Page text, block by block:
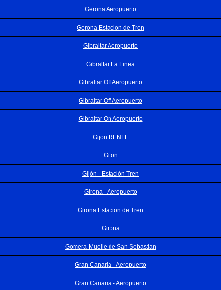
Gerona Aeropuerto
Gerona Estacion de Tren
Gibraltar Aeropuerto
Gibraltar La Linea
Gibraltar Off Aeropuerto
Gibraltar Off Aeropuerto
Gibraltar On Aeropuerto
Gijon RENFE
Gijon
Gijón - Estación Tren
Girona - Aeropuerto
Girona Estacion de Tren
Girona
Gomera-Muelle de San Sebastian
Gran Canaria - Aeropuerto
Gran Canaria - Aeropuerto